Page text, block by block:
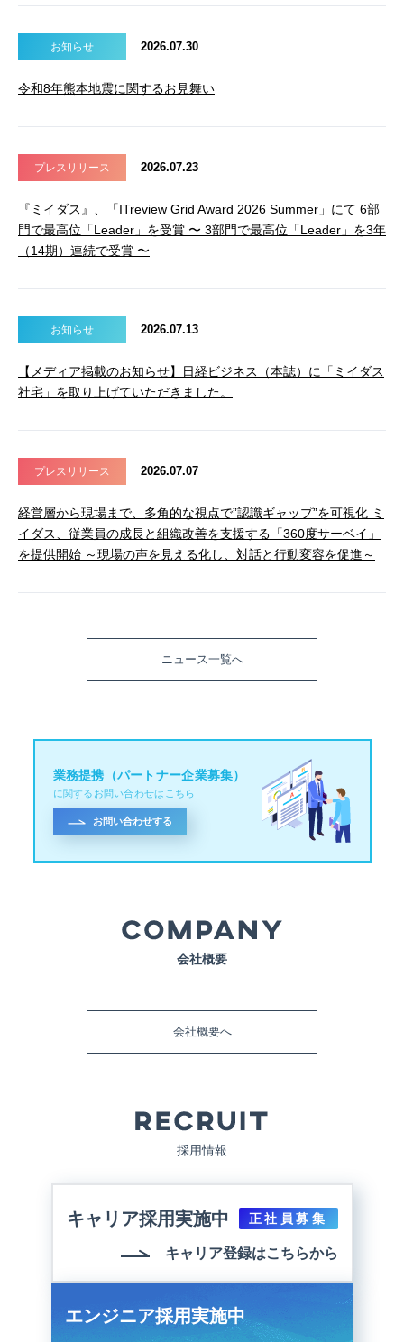
お知らせ 2026.07.30
令和8年熊本地震に関するお見舞い
プレスリリース 2026.07.23
『ミイダス』、「ITreview Grid Award 2026 Summer」にて 6部
門で最高位「Leader」を受賞 〜 3部門で最高位「Leader」を3年
（14期）連続で受賞 〜
お知らせ 2026.07.13
【メディア掲載のお知らせ】日経ビジネス（本誌）に「ミイダス
社宅」を取り上げていただきました。
プレスリリース 2026.07.07
経営層から現場まで、多角的な視点で”認識ギャップ”を可視化 ミ
イダス、従業員の成長と組織改善を支援する「360度サーベイ」
を提供開始 ～現場の声を見える化し、対話と行動変容を促進～
ニュース一覧へ
業務提携（パートナー企業募集）
に関するお問い合わせはこちら
お問い合わせする
会社概要
会社概要へ
採用情報
キャリア採用実施中 正社員募集
キャリア登録はこちらから
エンジニア採用実施中